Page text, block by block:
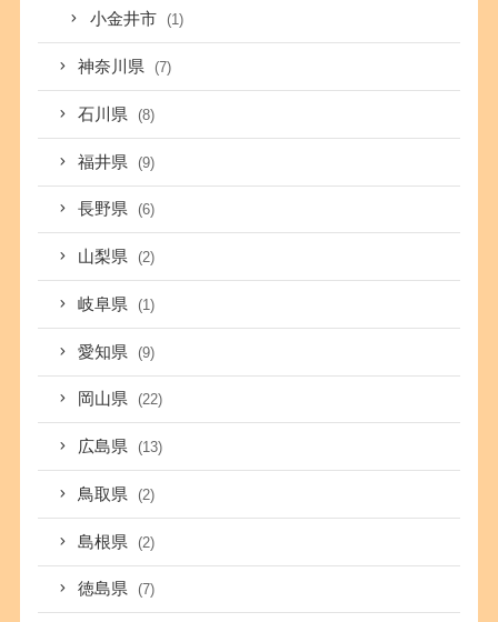
小金井市 (1)
神奈川県 (7)
石川県 (8)
福井県 (9)
長野県 (6)
山梨県 (2)
岐阜県 (1)
愛知県 (9)
岡山県 (22)
広島県 (13)
鳥取県 (2)
島根県 (2)
徳島県 (7)